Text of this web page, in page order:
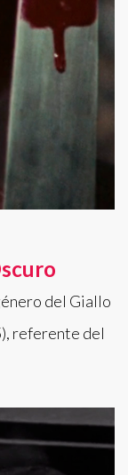
del Giallo
referente del